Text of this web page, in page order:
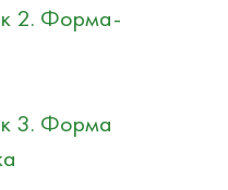
2. Форма-
3. Форма